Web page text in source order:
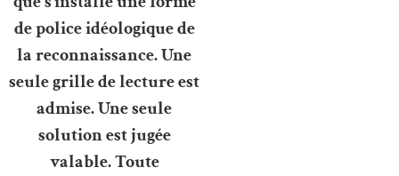
de police idéologique de
la reconnaissance. Une
seule grille de lecture est
admise. Une seule
solution est jugée
valable. Toute